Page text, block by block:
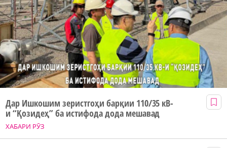
ХАБАРИ РӮЗ
Дар Ишкошим зеристгоҳи барқии 110/35 кВ-
и “Қозидеҳ” ба истифода дода мешавад